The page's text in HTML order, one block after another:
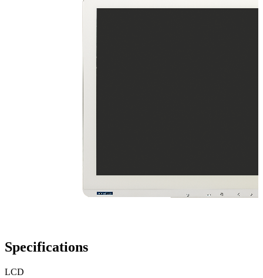
Specifications
LCD